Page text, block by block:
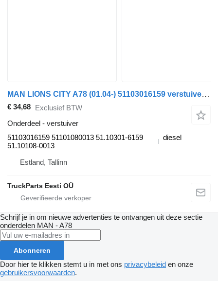
MAN LIONS CITY A78 (01.04-) 51103016159 verstuiver voor MAN Lion's bus (1991-)
€ 34,68 Exclusief BTW
Onderdeel - verstuiver
51103016159 51101080013 51.10301-6159
51.10108-0013
diesel
Estland, Tallinn
TruckParts Eesti OÜ
Schrijf je in om nieuwe advertenties te ontvangen uit deze sectie
onderdelen MAN - A78
Abonneren
Door hier te klikken stemt u in met ons privacybeleid en onze
gebruikersvoorwaarden.